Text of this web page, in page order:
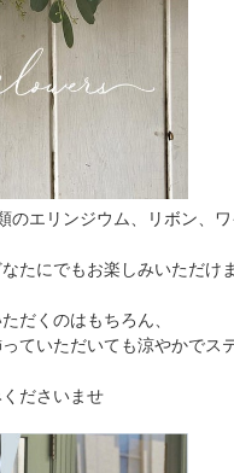
のエリンジウム、リボン、
たにでもお楽しみいただけ
だくのはもちろん、
ていただいても涼やかでス
ださいませ